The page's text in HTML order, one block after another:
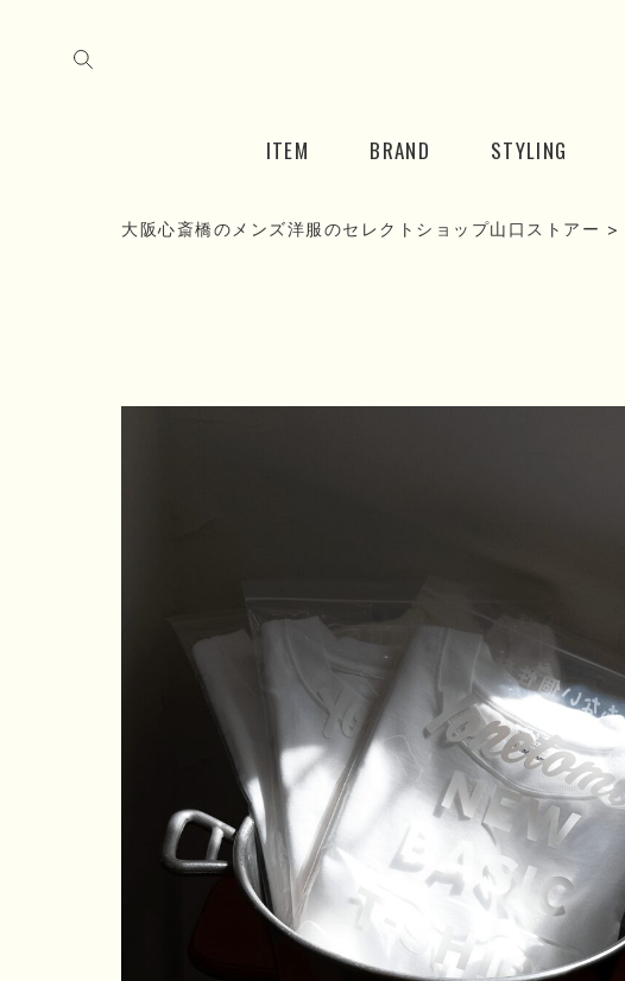
ITEM BRAND STYLING
大阪心斎橋のメンズ洋服のセレクトショップ山口ストアー >